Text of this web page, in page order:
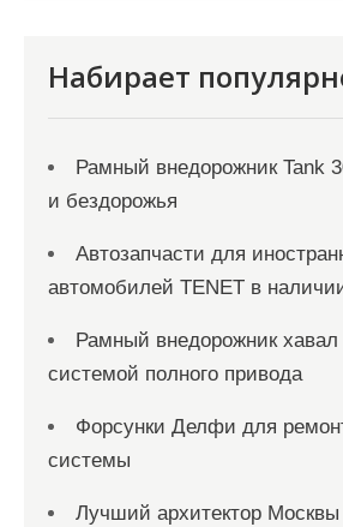
м
Набирает
Рамный внедорожник Tank
и бездорожья
Автозапчасти для
автомобилей TENET в
Рамный внедорожник хавал
системой полного привода
Форсунки Делфи для
системы
Лучший архитектор Москвы